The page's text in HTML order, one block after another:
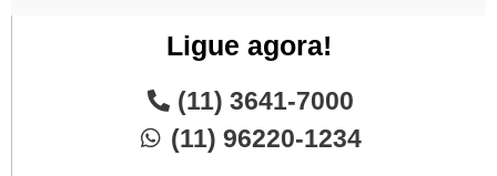
Ligue agora!
(11) 3641-7000
(11) 96220-1234